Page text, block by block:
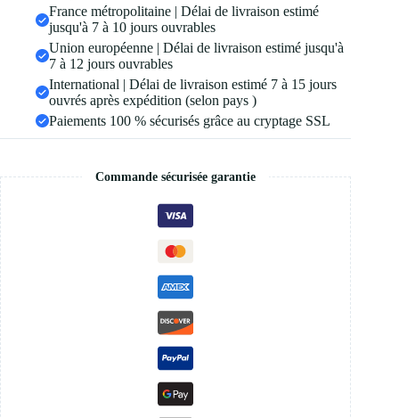
France métropolitaine | Délai de livraison estimé
jusqu'à 7 à 10 jours ouvrables
Union européenne | Délai de livraison estimé jusqu'à
7 à 12 jours ouvrables
International | Délai de livraison estimé 7 à 15 jours
ouvrés après expédition (selon pays )
Paiements 100 % sécurisés grâce au cryptage SSL
Commande sécurisée garantie